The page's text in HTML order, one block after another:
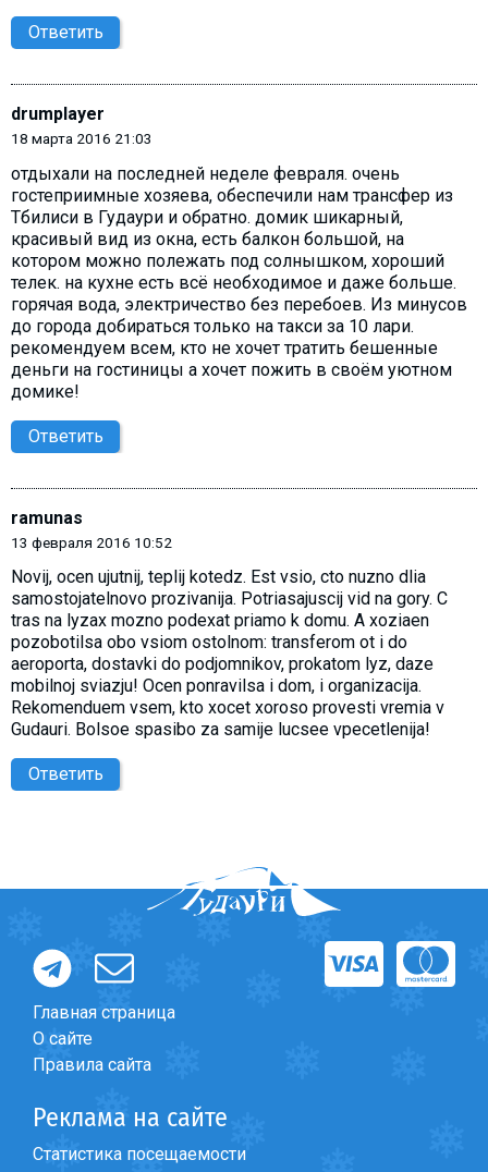
Ответить
drumplayer
18 марта 2016 21:03
отдыхали на последней неделе февраля. очень
гостеприимные хозяева, обеспечили нам трансфер из
Тбилиси в Гудаури и обратно. домик шикарный,
красивый вид из окна, есть балкон большой, на
котором можно полежать под солнышком, хороший
телек. на кухне есть всё необходимое и даже больше.
горячая вода, электричество без перебоев. Из минусов
до города добираться только на такси за 10 лари.
рекомендуем всем, кто не хочет тратить бешенные
деньги на гостиницы а хочет пожить в своём уютном
домике!
Ответить
ramunas
13 февраля 2016 10:52
Novij, ocen ujutnij, teplij kotedz. Est vsio, cto nuzno dlia
samostojatelnovo prozivanija. Potriasajuscij vid na gory. C
tras na lyzax mozno podexat priamo k domu. A xoziaen
pozobotilsa obo vsiom ostolnom: transferom ot i do
aeroporta, dostavki do podjomnikov, prokatom lyz, daze
mobilnoj sviazju! Ocen ponravilsa i dom, i organizacija.
Rekomenduem vsem, kto xocet xoroso provesti vremia v
Gudauri. Bolsoe spasibo za samije lucsee vpecetlenija!
Ответить
Главная страница
О сайте
Правила сайта
Реклама на сайте
Статистика посещаемости